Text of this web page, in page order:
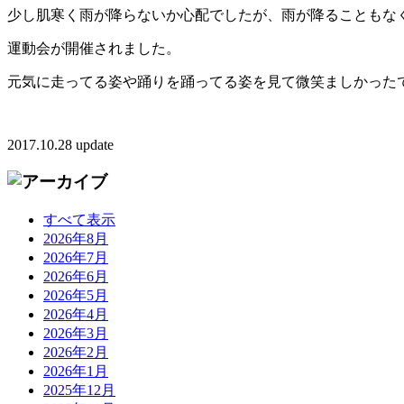
少し肌寒く雨が降らないか心配でしたが、雨が降ることもな
運動会が開催されました。
元気に走ってる姿や踊りを踊ってる姿を見て微笑ましかった
2017.10.28 update
すべて表示
2026年8月
2026年7月
2026年6月
2026年5月
2026年4月
2026年3月
2026年2月
2026年1月
2025年12月